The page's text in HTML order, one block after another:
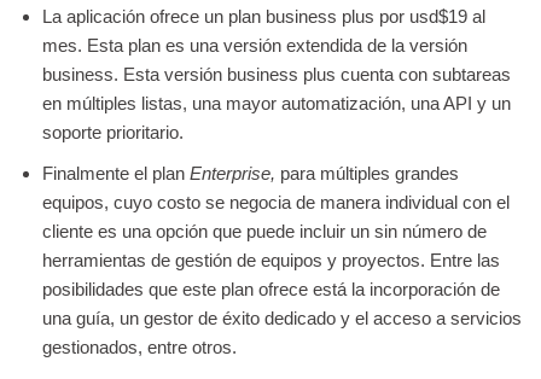
La aplicación ofrece un plan business plus por usd$19 al
mes. Esta plan es una versión extendida de la versión
business. Esta versión business plus cuenta con subtareas
en múltiples listas, una mayor automatización, una API y un
soporte prioritario.
Finalmente el plan Enterprise, para múltiples grandes
equipos, cuyo costo se negocia de manera individual con el
cliente es una opción que puede incluir un sin número de
herramientas de gestión de equipos y proyectos. Entre las
posibilidades que este plan ofrece está la incorporación de
una guía, un gestor de éxito dedicado y el acceso a servicios
gestionados, entre otros.